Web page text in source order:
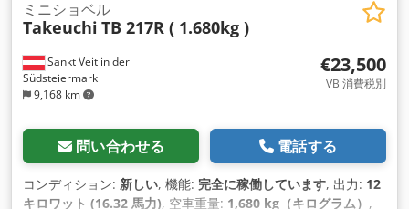
Sankt Veit in der
Südsteiermark
9,168 km
ミニショベル
Takeuchi TB 217R ( 1.680kg )
€23,500
VB 消費税別
問い合わせる 電話する
コンディション: 新しい, 機能: 完全に稼働しています, 出力: 12
キロワット (16.32 馬力), 空車重量: 1,680 kg（キログラム） ,